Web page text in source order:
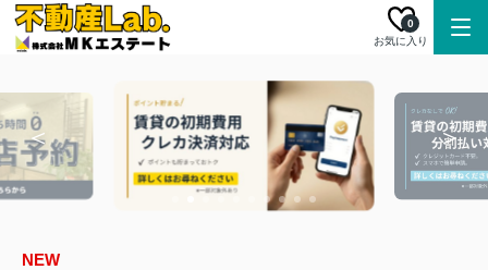
お気に入り
0
NEW